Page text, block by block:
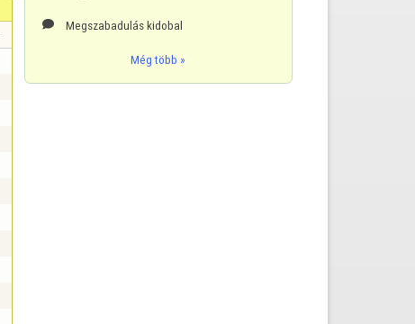
 Megszabadulás kidobal
Még több »